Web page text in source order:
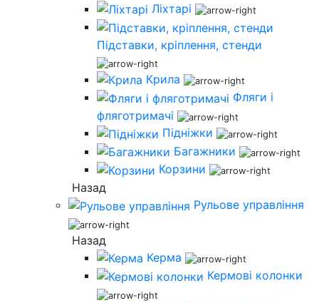
Ліхтарі
Підставки, кріплення, стенди
Крила
Фляги і
фляготримачі
Підніжки
Багажники
Корзини
Назад
Рульове управління
Назад
Керма
Кермові колонки